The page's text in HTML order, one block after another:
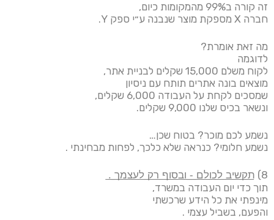
זה קורה ב99% מהמקומות כיום,
חברה X מספקת מוצר שנבנה ע״י ספק Y.
מה זאת אומרת?
לדוגמה
לקוח משלם 15,000 שקלים לבניית אתר,
מוצאים בונה אתרים תותח עם ניסיון
שמסכים לקחת על העבודה 6,000 שקלים,
ונשאר בכיס שלנו 9,000 שקלים.
נשמע לכם מוכר? בטוח שכן…
נשמע חלומי? כנראה שלא כלכך, לפחות מבחינתי .
8) ת͟ק͟ש͟י͟ב͟ ͟ל͟כ͟ו͟ל͟ם͟ ͟-͟ ͟ו͟ב͟ס͟ו͟ף͟ ͟ר͟ק͟ ͟ל͟ע͟צ͟מ͟ך͟ ͟.͟
תוך כדי יום העבודה במשרד,
מינפתי את כל הידע שרכשתי
והפעם, בשביל עצמי .